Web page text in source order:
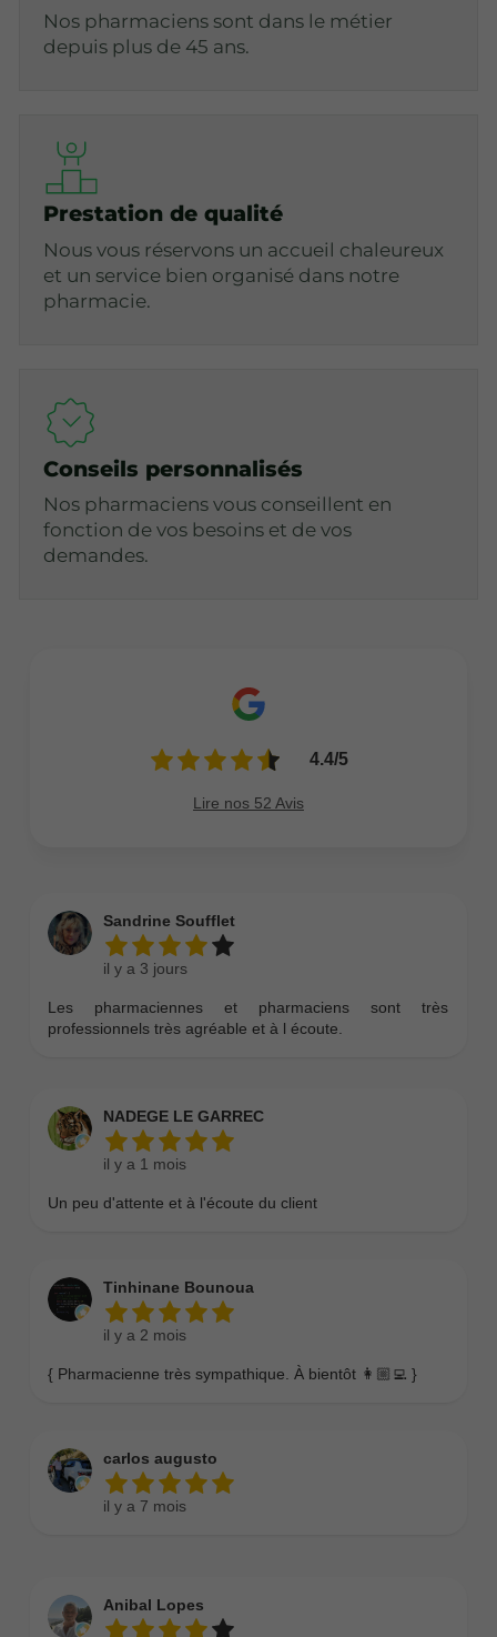
Nos pharmaciens sont dans le métier
depuis plus de 45 ans.
Prestation de qualité
Nous vous réservons un accueil chaleureux
et un service bien organisé dans notre
pharmacie.
Conseils personnalisés
Nos pharmaciens vous conseillent en
fonction de vos besoins et de vos
demandes.